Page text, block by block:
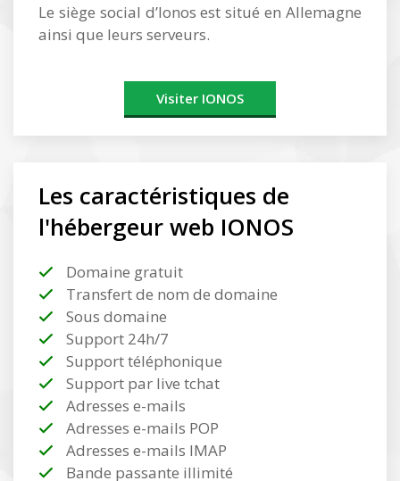
Le siège social d’Ionos est situé en Allemagne
ainsi que leurs serveurs.
Visiter IONOS
Les caractéristiques de
l'hébergeur web IONOS
Domaine gratuit
Transfert de nom de domaine
Sous domaine
Support 24h/7
Support téléphonique
Support par live tchat
Adresses e-mails
Adresses e-mails POP
Adresses e-mails IMAP
Bande passante illimité